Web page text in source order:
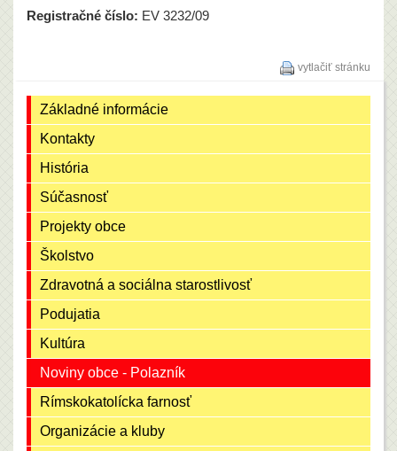
Základné informácie
Kontakty
História
Súčasnosť
Projekty obce
Školstvo
Zdravotná a sociálna starostlivosť
Podujatia
Kultúra
Noviny obce - Polazník
Rímskokatolícka farnosť
Organizácie a kluby
Registračné číslo: EV 3232/09
vytlačiť stránku